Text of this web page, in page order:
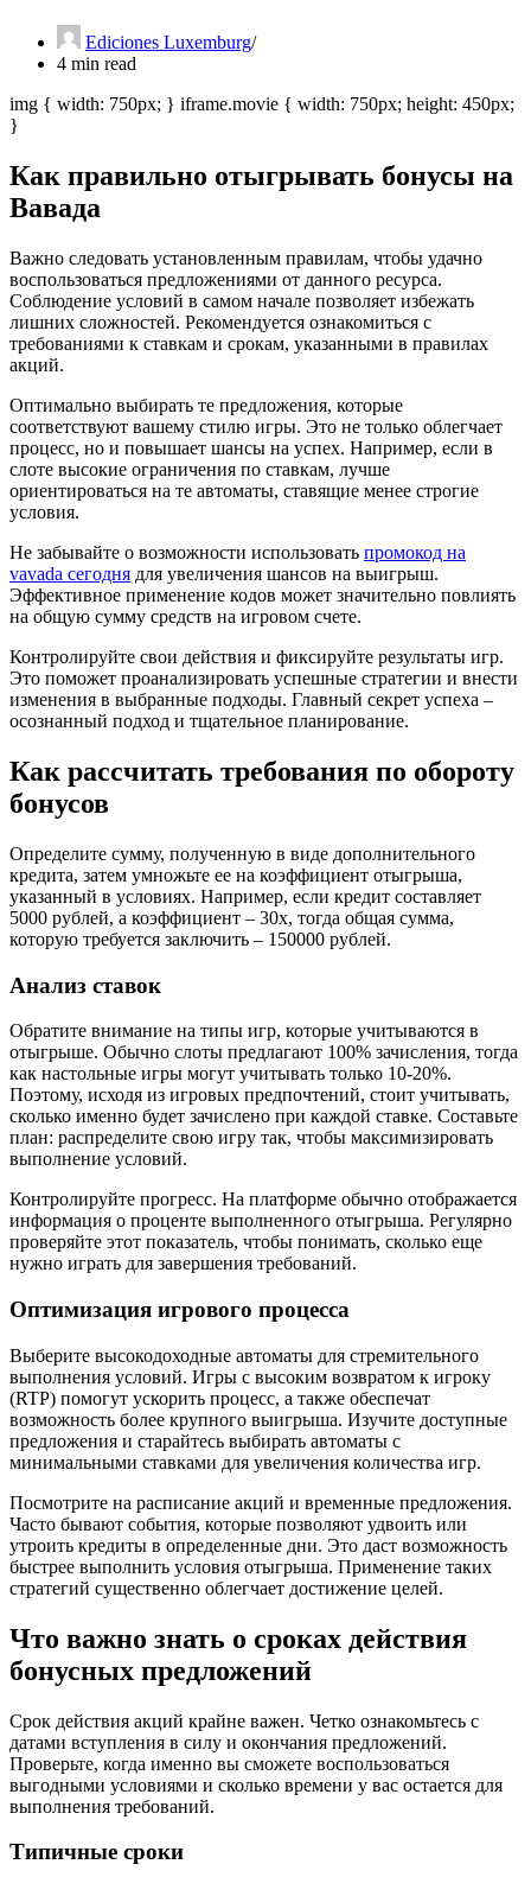
Ediciones Luxemburg
4 min read
img { width: 750px; } iframe.movie { width: 750px; height: 450px;
}
Как правильно отыгрывать бонусы на
Вавада
Важно следовать установленным правилам, чтобы удачно
воспользоваться предложениями от данного ресурса.
Соблюдение условий в самом начале позволяет избежать
лишних сложностей. Рекомендуется ознакомиться с
требованиями к ставкам и срокам, указанными в правилах
акций.
Оптимально выбирать те предложения, которые
соответствуют вашему стилю игры. Это не только облегчает
процесс, но и повышает шансы на успех. Например, если в
слоте высокие ограничения по ставкам, лучше
ориентироваться на те автоматы, ставящие менее строгие
условия.
Не забывайте о возможности использовать промокод на
vavada сегодня для увеличения шансов на выигрыш.
Эффективное применение кодов может значительно повлиять
на общую сумму средств на игровом счете.
Контролируйте свои действия и фиксируйте результаты игр.
Это поможет проанализировать успешные стратегии и внести
изменения в выбранные подходы. Главный секрет успеха –
осознанный подход и тщательное планирование.
Как рассчитать требования по обороту
бонусов
Определите сумму, полученную в виде дополнительного
кредита, затем умножьте ее на коэффициент отыгрыша,
указанный в условиях. Например, если кредит составляет
5000 рублей, а коэффициент – 30х, тогда общая сумма,
которую требуется заключить – 150000 рублей.
Анализ ставок
Обратите внимание на типы игр, которые учитываются в
отыгрыше. Обычно слоты предлагают 100% зачисления, тогда
как настольные игры могут учитывать только 10-20%.
Поэтому, исходя из игровых предпочтений, стоит учитывать,
сколько именно будет зачислено при каждой ставке. Составьте
план: распределите свою игру так, чтобы максимизировать
выполнение условий.
Контролируйте прогресс. На платформе обычно отображается
информация о проценте выполненного отыгрыша. Регулярно
проверяйте этот показатель, чтобы понимать, сколько еще
нужно играть для завершения требований.
Оптимизация игрового процесса
Выберите высокодоходные автоматы для стремительного
выполнения условий. Игры с высоким возвратом к игроку
(RTP) помогут ускорить процесс, а также обеспечат
возможность более крупного выигрыша. Изучите доступные
предложения и старайтесь выбирать автоматы с
минимальными ставками для увеличения количества игр.
Посмотрите на расписание акций и временные предложения.
Часто бывают события, которые позволяют удвоить или
утроить кредиты в определенные дни. Это даст возможность
быстрее выполнить условия отыгрыша. Применение таких
стратегий существенно облегчает достижение целей.
Что важно знать о сроках действия
бонусных предложений
Срок действия акций крайне важен. Четко ознакомьтесь с
датами вступления в силу и окончания предложений.
Проверьте, когда именно вы сможете воспользоваться
выгодными условиями и сколько времени у вас остается для
выполнения требований.
Типичные сроки